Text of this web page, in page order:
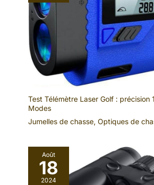
Test Télémètre Laser Golf : précision
Modes
Jumelles de chasse, Optiques de
Août
18
2024